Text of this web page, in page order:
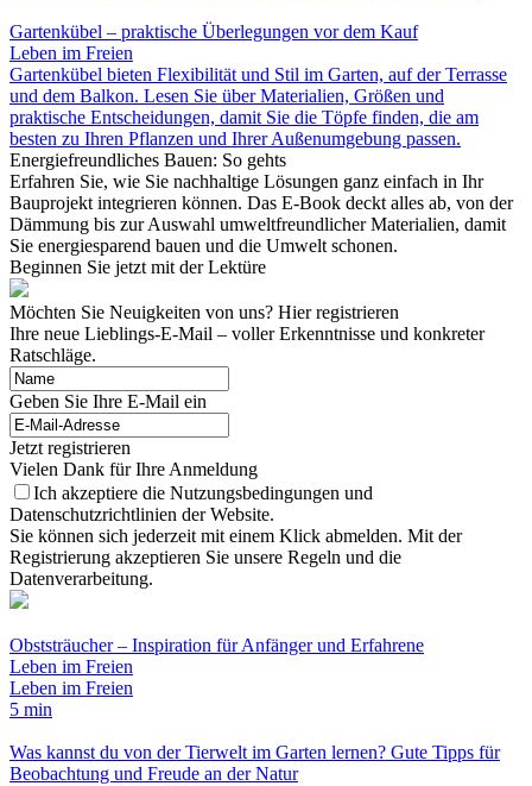
Gartenkübel – praktische Überlegungen vor dem Kauf
Leben im Freien
Gartenkübel bieten Flexibilität und Stil im Garten, auf der Terrasse
und dem Balkon. Lesen Sie über Materialien, Größen und
praktische Entscheidungen, damit Sie die Töpfe finden, die am
besten zu Ihren Pflanzen und Ihrer Außenumgebung passen.
Energiefreundliches Bauen: So gehts
Erfahren Sie, wie Sie nachhaltige Lösungen ganz einfach in Ihr
Bauprojekt integrieren können. Das E-Book deckt alles ab, von der
Dämmung bis zur Auswahl umweltfreundlicher Materialien, damit
Sie energiesparend bauen und die Umwelt schonen.
Beginnen Sie jetzt mit der Lektüre
Möchten Sie Neuigkeiten von uns? Hier registrieren
Ihre neue Lieblings-E-Mail – voller Erkenntnisse und konkreter
Ratschläge.
Geben Sie Ihre E-Mail ein
Jetzt registrieren
Vielen Dank für Ihre Anmeldung
Ich akzeptiere die Nutzungsbedingungen und
Datenschutzrichtlinien der Website.
Sie können sich jederzeit mit einem Klick abmelden. Mit der
Registrierung akzeptieren Sie unsere Regeln und die
Datenverarbeitung.
Obststräucher – Inspiration für Anfänger und Erfahrene
Leben im Freien
Leben im Freien
5 min
Was kannst du von der Tierwelt im Garten lernen? Gute Tipps für
Beobachtung und Freude an der Natur